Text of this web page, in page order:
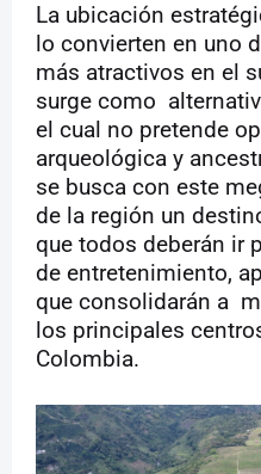
La ubicación
lo convierten en uno
más atractivos en el
surge como
el cual no pretende
arqueológica y
se busca con este
de la región un
que todos deberán ir
de entretenimiento,
que consolidarán a
los principales
Colombia.